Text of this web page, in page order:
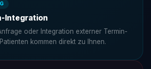
Integration
oder Integration externer Termin-
kommen direkt zu Ihnen.